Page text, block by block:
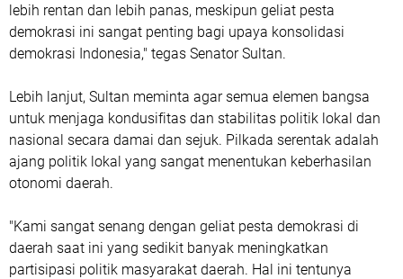
lebih rentan dan lebih panas, meskipun geliat pesta
demokrasi ini sangat penting bagi upaya konsolidasi
demokrasi Indonesia," tegas Senator Sultan.
Lebih lanjut, Sultan meminta agar semua elemen bangsa
untuk menjaga kondusifitas dan stabilitas politik lokal dan
nasional secara damai dan sejuk. Pilkada serentak adalah
ajang politik lokal yang sangat menentukan keberhasilan
otonomi daerah.
"Kami sangat senang dengan geliat pesta demokrasi di
daerah saat ini yang sedikit banyak meningkatkan
partisipasi politik masyarakat daerah. Hal ini tentunya